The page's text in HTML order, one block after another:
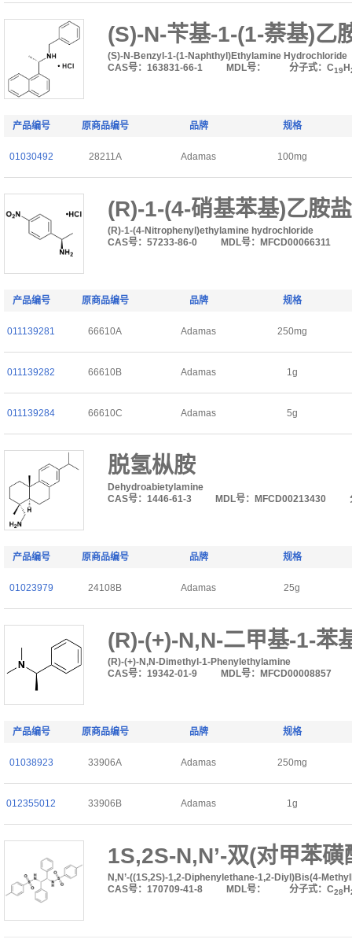
(S)-N-苄基-1-(1-萘基)乙
(S)-N-Benzyl-1-(1-Naphthyl)Ethylamine Hydrochloride
CAS号：163831-66-1
MDL号： 分子式：C19 H
产品编号 原商品编号 品牌 规格
01030492 28211A Adamas 100mg
(R)-1-(4-硝基苯基)乙胺
(R)-1-(4-Nitrophenyl)ethylamine hydrochloride
CAS号：57233-86-0
MDL号：MFCD00066311
产品编号 原商品编号 品牌 规格
011139281 66610A Adamas 250mg
011139282 66610B Adamas 1g
011139284 66610C Adamas 5g
脱氢枞胺
Dehydroabietylamine
CAS号：1446-61-3
MDL号：MFCD00213430
产品编号 原商品编号 品牌 规格
01023979 24108B Adamas 25g
(R)-(+)-N,N-二甲基-1-苯
(R)-(+)-N,N-Dimethyl-1-Phenylethylamine
CAS号：19342-01-9
MDL号：MFCD00008857
产品编号 原商品编号 品牌 规格
01038923 33906A Adamas 250mg
012355012 33906B Adamas 1g
1S,2S-N,N’-双(对甲苯
N,N’-((1S,2S)-1,2-Diphenylethane-1,2-Diyl)Bis(4-
CAS号：170709-41-8
MDL号： 分子式：C28 H